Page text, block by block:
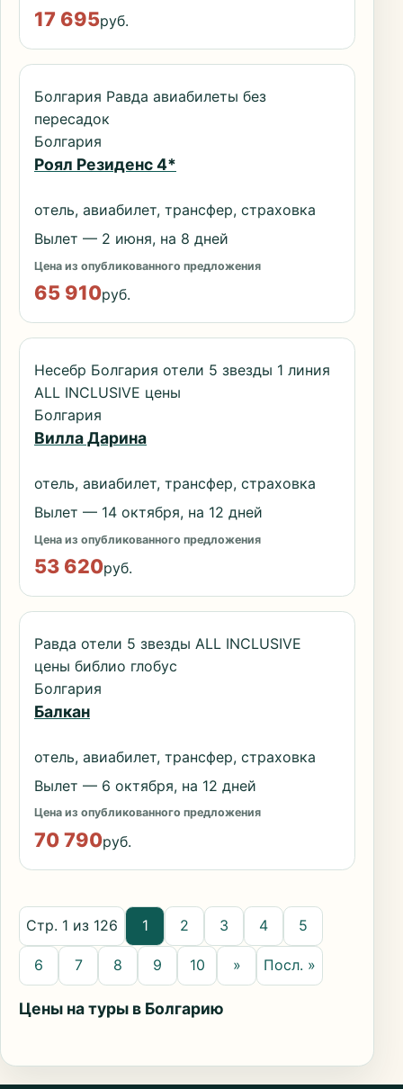
17 695руб.
Болгария Равда авиабилеты без
пересадок
Болгария
Роял Резиденс 4*
отель, авиабилет, трансфер, страховка
Вылет — 2 июня, на 8 дней
Цена из опубликованного предложения
65 910руб.
Несебр Болгария отели 5 звезды 1 линия
ALL INCLUSIVE цены
Болгария
Вилла Дарина
отель, авиабилет, трансфер, страховка
Вылет — 14 октября, на 12 дней
Цена из опубликованного предложения
53 620руб.
Равда отели 5 звезды ALL INCLUSIVE
цены библио глобус
Болгария
Балкан
отель, авиабилет, трансфер, страховка
Вылет — 6 октября, на 12 дней
Цена из опубликованного предложения
70 790руб.
Стр. 1 из 126 1 2 3 4 5
6 7 8 9 10 » Посл. »
Цены на туры в Болгарию